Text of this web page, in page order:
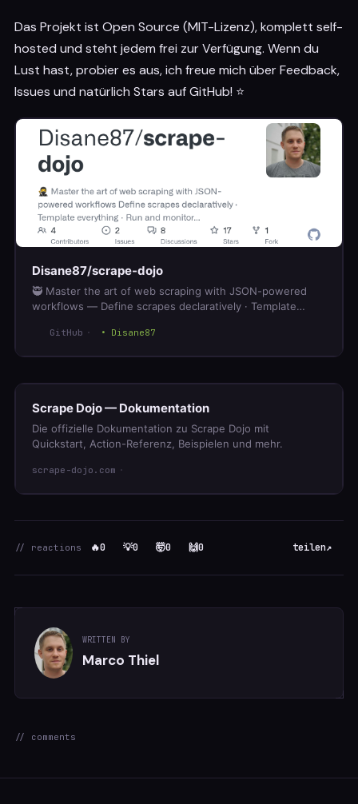
Das Projekt ist Open Source (MIT-Lizenz), komplett self-
hosted und steht jedem frei zur Verfügung. Wenn du
Lust hast, probier es aus, ich freue mich über Feedback,
Issues und natürlich Stars auf GitHub! ⭐
Disane87/scrape-dojo
🥷 Master the art of web scraping with JSON-powered
workflows — Define scrapes declaratively · Template
GitHub Disane87
Scrape Dojo — Dokumentation
Die offizielle Dokumentation zu Scrape Dojo mit
Quickstart, Action-Referenz, Beispielen und mehr.
scrape-dojo.com
// reactions 🔥0 💡0 🤯0 🙌0 teilen↗
WRITTEN BY
Marco Thiel
// comments